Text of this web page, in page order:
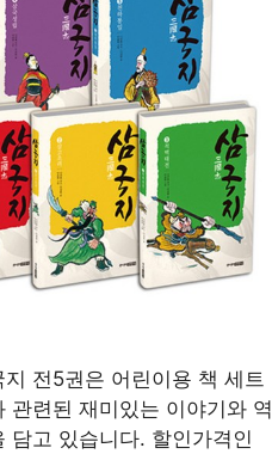
지 전5권은 어린이용 책 세트
관련된 재미있는 이야기와 역
담고 있습니다. 할인가격인